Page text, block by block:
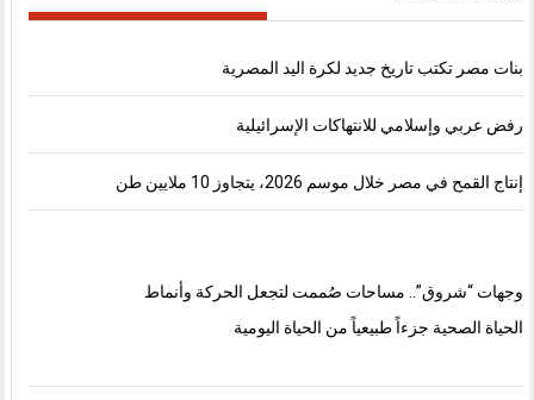
بنات مصر تكتب تاريخ جديد لكرة اليد المصرية
رفض عربي وإسلامي للانتهاكات الإسرائيلية
إنتاج القمح في مصر خلال موسم 2026، يتجاوز 10 ملايين طن
وجهات “شروق”.. مساحات صُممت لتجعل الحركة وأنماط
الحياة الصحية جزءاً طبيعياً من الحياة اليومية